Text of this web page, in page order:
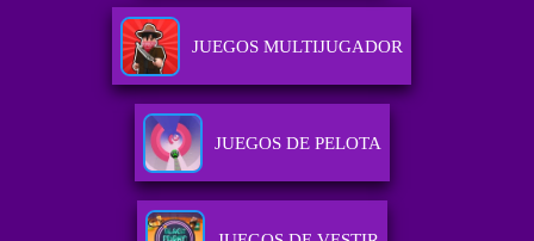
JUEGOS MULTIJUGADOR
JUEGOS DE PELOTA